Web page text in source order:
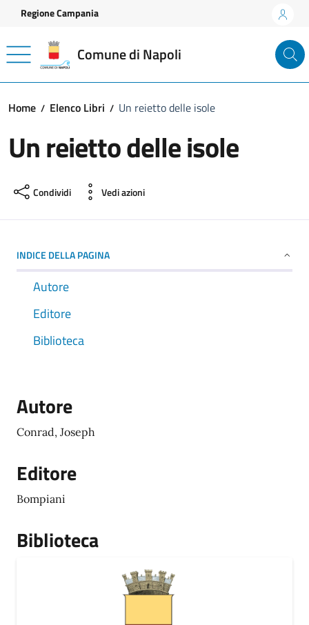
Vai ai contenuti
Vai al footer
Regione Campania
Comune di Napoli
Home Elenco Libri Un reietto delle isole
Un reietto delle isole
Condividi Vedi azioni
INDICE DELLA PAGINA
Autore
Editore
Biblioteca
Autore
Conrad, Joseph
Editore
Bompiani
Biblioteca